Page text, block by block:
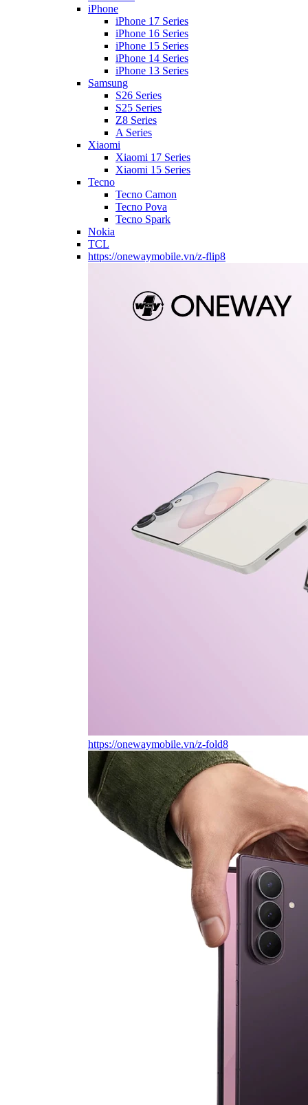
iPhone
iPhone 17 Series
iPhone 16 Series
iPhone 15 Series
iPhone 14 Series
iPhone 13 Series
Samsung
S26 Series
S25 Series
Z8 Series
A Series
Xiaomi
Xiaomi 17 Series
Xiaomi 15 Series
Tecno
Tecno Camon
Tecno Pova
Tecno Spark
Nokia
TCL
https://onewaymobile.vn/z-flip8
https://onewaymobile.vn/z-fold8